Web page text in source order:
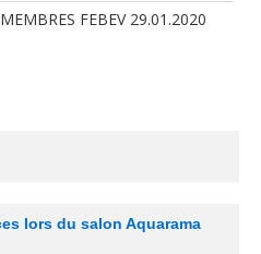
FEBEV 29.01.2020
lors du salon Aquarama